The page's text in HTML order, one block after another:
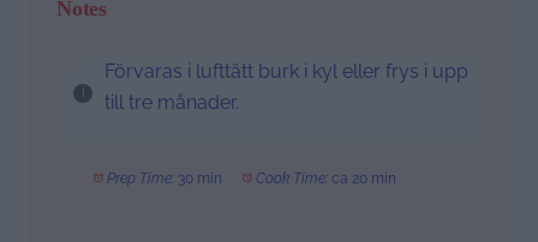
Notes
Förvaras i lufttätt burk i kyl eller frys i upp
till tre månader.
Prep Time: 30 min Cook Time: ca 20 min